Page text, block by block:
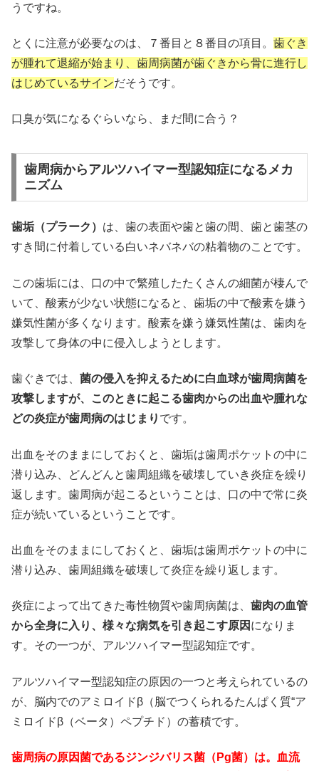
うですね。
とくに注意が必要なのは、７番目と８番目の項目。 歯ぐき
が腫れて退縮が始まり、歯周病菌が歯ぐきから骨に進行し
はじめているサインだそうです。
口臭が気になるぐらいなら、まだ間に合う？
歯周病からアルツハイマー型認知症になるメカ
ニズム
歯垢（プラーク） は、歯の表面や歯と歯の間、歯と歯茎の
すき間に付着している白いネバネバの粘着物のことです。
この歯垢には、口の中で繁殖したたくさんの細菌が棲んで
いて、酸素が少ない状態になると、歯垢の中で酸素を嫌う
嫌気性菌が多くなります。酸素を嫌う嫌気性菌は、歯肉を
攻撃して身体の中に侵入しようとします。
歯ぐきでは、 菌の侵入を抑えるために白血球が歯周病菌を
攻撃しますが、このときに起こる歯肉からの出血や腫れな
どの炎症が歯周病のはじまり です。
出血をそのままにしておくと、歯垢は歯周ポケットの中に
潜り込み、どんどんと歯周組織を破壊していき炎症を繰り
返します。歯周病が起こるということは、口の中で常に炎
症が続いているということです。
出血をそのままにしておくと、歯垢は歯周ポケットの中に
潜り込み、歯周組織を破壊して炎症を繰り返します。
炎症によって出てきた毒性物質や歯周病菌は、 歯肉の血管
から全身に入り、様々な病気を引き起こす原因 になりま
す。その一つが、アルツハイマー型認知症です。
アルツハイマー型認知症の原因の一つと考えられているの
が、脳内でのアミロイドβ（脳でつくられるたんぱく質“ア
ミロイドβ（ベータ）ペプチド）の蓄積です。
歯周病の原因菌であるジンジバリス菌（Pg菌）は。血流